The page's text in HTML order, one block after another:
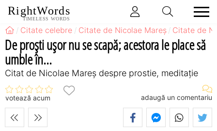
RightWords
TIMELESS WORDS
Citate celebre Citate de Nicolae Mareș Citate de
De proști ușor nu se scapă; acestora le place să
umble în...
Citat de Nicolae Mareș despre prostie, meditație
votează acum adaugă un comentariu